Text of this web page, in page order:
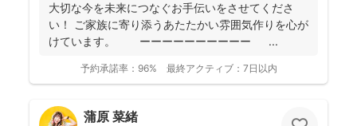
大切な今を未来につなぐお手伝いをさせてくださ
い！ ご家族に寄り添うあたたかい雰囲気作りを心が
けています。 ーーーーーーーーーー ...
予約承諾率： 96% 最終アクティブ： 7日以内
蒲原 菜緒